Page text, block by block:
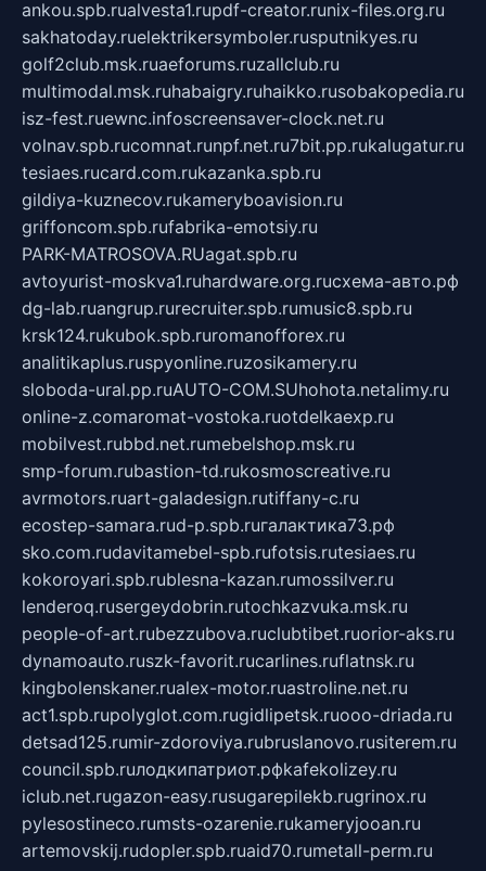
ankou.spb.rualvesta1.rupdf-creator.runix-files.org.ru
sakhatoday.ruelektrikersymboler.rusputnikyes.ru
golf2club.msk.ruaeforums.ruzallclub.ru
multimodal.msk.ruhabaigry.ruhaikko.rusobakopedia.ru
isz-fest.ruewnc.infoscreensaver-clock.net.ru
volnav.spb.rucomnat.runpf.net.ru7bit.pp.rukalugatur.ru
tesiaes.rucard.com.rukazanka.spb.ru
gildiya-kuznecov.rukameryboavision.ru
griffoncom.spb.rufabrika-emotsiy.ru
PARK-MATROSOVA.RUagat.spb.ru
avtoyurist-moskva1.ruhardware.org.ruсхема-авто.рф
dg-lab.ruangrup.rurecruiter.spb.rumusic8.spb.ru
krsk124.rukubok.spb.ruromanofforex.ru
analitikaplus.ruspyonline.ruzosikamery.ru
sloboda-ural.pp.ruAUTO-COM.SUhohota.netalimy.ru
online-z.comaromat-vostoka.ruotdelkaexp.ru
mobilvest.rubbd.net.rumebelshop.msk.ru
smp-forum.rubastion-td.rukosmoscreative.ru
avrmotors.ruart-galadesign.rutiffany-c.ru
ecostep-samara.rud-p.spb.ruгалактика73.рф
sko.com.rudavitamebel-spb.rufotsis.rutesiaes.ru
kokoroyari.spb.rublesna-kazan.rumossilver.ru
lenderoq.rusergeydobrin.rutochkazvuka.msk.ru
people-of-art.rubezzubova.ruclubtibet.ruorior-aks.ru
dynamoauto.ruszk-favorit.rucarlines.ruflatnsk.ru
kingbolenskaner.rualex-motor.ruastroline.net.ru
act1.spb.rupolyglot.com.rugidlipetsk.ruooo-driada.ru
detsad125.rumir-zdoroviya.rubruslanovo.rusiterem.ru
council.spb.ruлодкипатриот.рфkafekolizey.ru
iclub.net.rugazon-easy.rusugarepilekb.rugrinox.ru
pylesostineco.rumsts-ozarenie.rukameryjooan.ru
artemovskij.rudopler.spb.ruaid70.rumetall-perm.ru